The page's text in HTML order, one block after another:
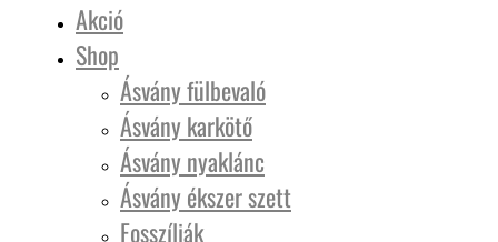
Akció
Shop
Ásvány fülbevaló
Ásvány karkötő
Ásvány nyaklánc
Ásvány ékszer szett
Fosszíliák